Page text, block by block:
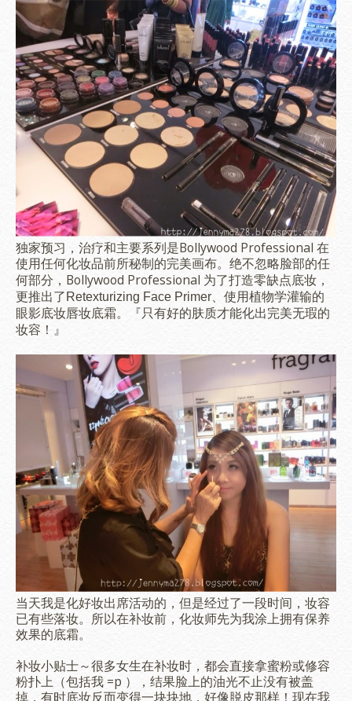
独家预习，治疗和主要系列是Bollywood Professional 在
使用任何化妆品前所秘制的完美画布。
绝不忽略脸部的任
何部分， Bollywood Professional 为了打造零缺点底妆，
更推出了Retexturizing Face Primer、使用植物学灌输的
眼影底妆唇妆底霜。『只有好的肤质才能化出完美无瑕的
妆容！』
当天我是化好妆出席活动的，但是经过了一段时间，妆容
已有些落妆。所以在补妆前，化妆师先为我涂上拥有保养
效果的底霜。
补妆小贴士～很多女生在补妆时，都会直接拿蜜粉或修容
粉扑上（包括我 =p ），结果脸上的油光不止没有被盖
掉，有时底妆反而变得一块块地，好像脱皮那样！现在我